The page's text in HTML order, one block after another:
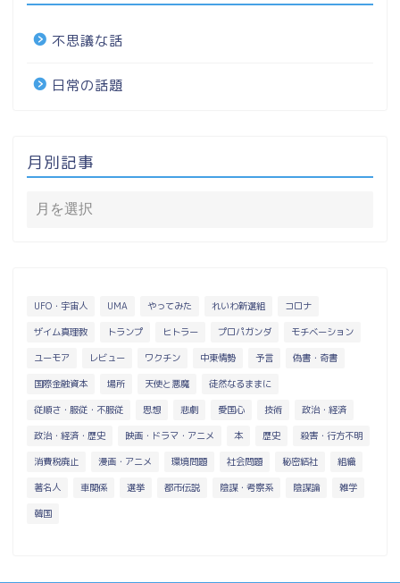
不思議な話
日常の話題
月別記事
UFO・宇宙人 UMA やってみた れいわ新選組 コロナ
ザイム真理教 トランプ ヒトラー プロパガンダ モチベーション
ユーモア レビュー ワクチン 中東情勢 予言 偽書・奇書
国際金融資本 場所 天使と悪魔 徒然なるままに
従順さ・服従・不服従 思想 悲劇 愛国心 技術 政治・経済
政治・経済・歴史 映画・ドラマ・アニメ 本 歴史 殺害・行方不明
消費税廃止 漫画・アニメ 環境問題 社会問題 秘密結社 組織
著名人 車関係 選挙 都市伝説 陰謀・考察系 陰謀論 雑学
韓国